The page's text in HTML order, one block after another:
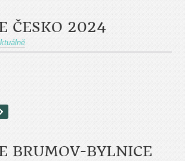
ČESKO 2024
BRUMOV-BYLNICE